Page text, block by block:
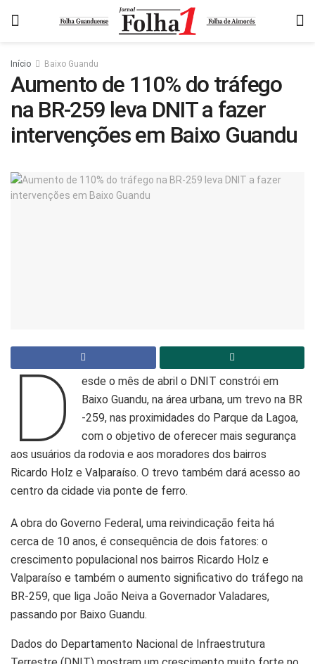
Início Baixo Guandu
Aumento de 110% do tráfego
na BR-259 leva DNIT a fazer
intervenções em Baixo Guandu
D
esde o mês de abril o DNIT constrói em
Baixo Guandu, na área urbana, um trevo na BR
-259, nas proximidades do Parque da Lagoa,
com o objetivo de oferecer mais segurança
aos usuários da rodovia e aos moradores dos bairros
Ricardo Holz e Valparaíso. O trevo também dará acesso ao
centro da cidade via ponte de ferro.
A obra do Governo Federal, uma reivindicação feita há
cerca de 10 anos, é consequência de dois fatores: o
crescimento populacional nos bairros Ricardo Holz e
Valparaíso e também o aumento significativo do tráfego na
BR-259, que liga João Neiva a Governador Valadares,
passando por Baixo Guandu.
Dados do Departamento Nacional de Infraestrutura